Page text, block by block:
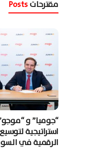
مقترحات
“جوميا” و
استراتيجية
الرقمية في